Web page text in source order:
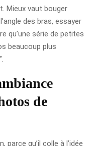
Mieux vaut bouger
des bras, essayer
qu’une série de petites
beaucoup plus
de
qu’il colle à l’idée